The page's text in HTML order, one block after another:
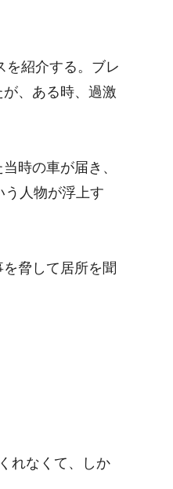
を紹介する。ブレ
、ある時、過激
時の車が届き、
う人物が浮上す
脅して居所を聞
れなくて、しか